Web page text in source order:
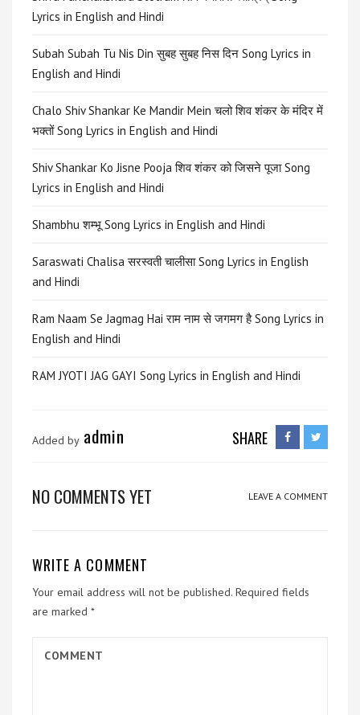
Lyrics in English and Hindi
Subah Subah Tu Nis Din सुबह सुबह निस दिन Song Lyrics in
English and Hindi
Chalo Shiv Shankar Ke Mandir Mein चलो शिव शंकर के मंदिर में
भक्तों Song Lyrics in English and Hindi
Shiv Shankar Ko Jisne Pooja शिव शंकर को जिसने पूजा Song
Lyrics in English and Hindi
Shambhu शम्भू Song Lyrics in English and Hindi
Saraswati Chalisa सरस्वती चालीसा Song Lyrics in English
and Hindi
Ram Naam Se Jagmag Hai राम नाम से जगमग है Song Lyrics in
English and Hindi
RAM JYOTI JAG GAYI Song Lyrics in English and Hindi
Added by admin SHARE
NO COMMENTS YET LEAVE A COMMENT
WRITE A COMMENT
Your email address will not be published. Required fields
are marked *